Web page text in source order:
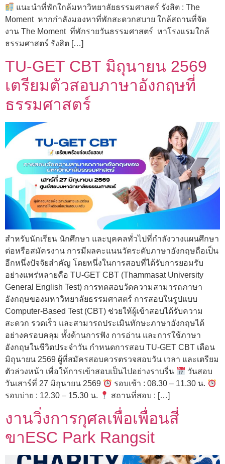
แนะนำที่พักใกล้มหาวิทยาลัยธรรมศาสตร์ รังสิต : The
Moment หากกำลังมองหาที่พักสะดวกสบาย ใกล้สถานที่จัด
งาน The Moment ที่พักรายวันธรรมศาสตร์ หาโรงแรมใกล้
ธรรมศาสตร์ รังสิต […]
TU-GET CBT มิถุนายน 2569
เตรียมตัวสอบภาษาอังกฤษที่
ธรรมศาสตร์
สำหรับนักเรียน นักศึกษา และบุคคลทั่วไปที่กำลังวางแผนศึกษา
ต่อหรือสมัครงาน การมีผลคะแนนวัดระดับภาษาอังกฤษถือเป็น
อีกหนึ่งปัจจัยสำคัญ โดยหนึ่งในการสอบที่ได้รับการยอมรับ
อย่างแพร่หลายคือ TU-GET CBT (Thammasat University
General English Test) การทดสอบวัดความสามารถภาษา
อังกฤษของมหาวิทยาลัยธรรมศาสตร์ การสอบในรูปแบบ
Computer-Based Test (CBT) ช่วยให้ผู้เข้าสอบได้รับความ
สะดวก รวดเร็ว และสามารถประเมินทักษะภาษาอังกฤษได้
อย่างครอบคลุม ทั้งด้านการฟัง การอ่าน และการใช้ภาษา
อังกฤษในชีวิตประจำวัน กำหนดการสอบ TU-GET CBT เดือน
มิถุนายน 2569 ผู้ที่สมัครสอบควรตรวจสอบวัน เวลา และเตรียม
ตัวล่วงหน้า เพื่อให้การเข้าสอบเป็นไปอย่างราบรื่น
วันสอบ
วันเสาร์ที่ 27 มิถุนายน 2569
รอบเช้า : 08.30 – 11.30 น.
รอบบ่าย : 12.30 – 15.30 น.
สถานที่สอบ : […]
งานวิ่งการกุศลเพื่อเพื่อนสี่
ขาESC Park Rangsit